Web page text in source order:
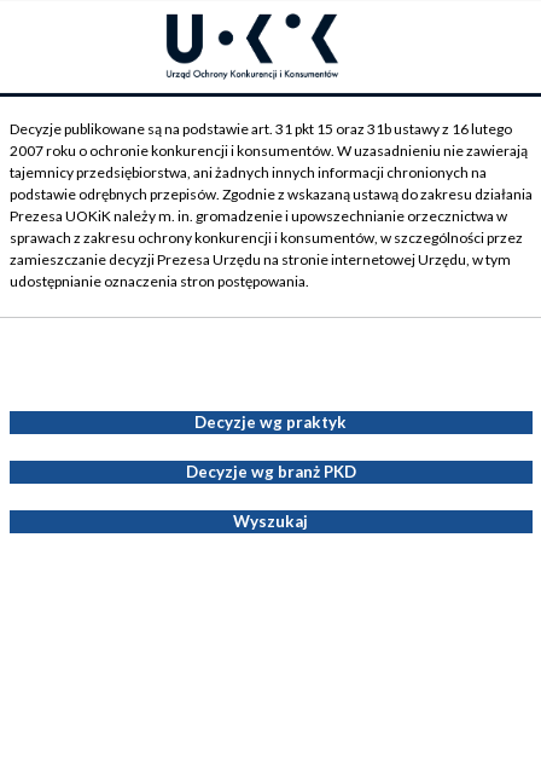
Decyzje publikowane są na podstawie art. 31 pkt 15 oraz 31b ustawy z 16 lutego
2007 roku o ochronie konkurencji i konsumentów. W uzasadnieniu nie zawierają
tajemnicy przedsiębiorstwa, ani żadnych innych informacji chronionych na
podstawie odrębnych przepisów. Zgodnie z wskazaną ustawą do zakresu działania
Prezesa UOKiK należy m. in. gromadzenie i upowszechnianie orzecznictwa w
sprawach z zakresu ochrony konkurencji i konsumentów, w szczególności przez
zamieszczanie decyzji Prezesa Urzędu na stronie internetowej Urzędu, w tym
udostępnianie oznaczenia stron postępowania.
Decyzje wg praktyk
Decyzje wg branż PKD
Wyszukaj